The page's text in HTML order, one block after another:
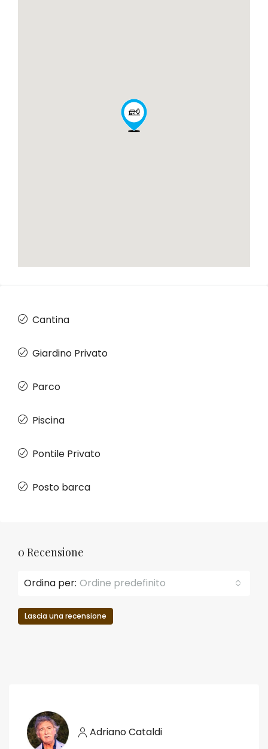
Cantina
Giardino Privato
Parco
Piscina
Pontile Privato
Posto barca
0 Recensione
Ordina per: Ordine predefinito
Lascia una recensione
Adriano Cataldi